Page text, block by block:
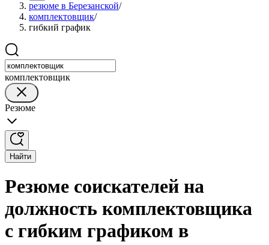
резюме в Березанской/
комплектовщик/
гибкий график
комплектовщик
Резюме
Найти
Резюме соискателей на
должность комплектовщика
с гибким графиком в